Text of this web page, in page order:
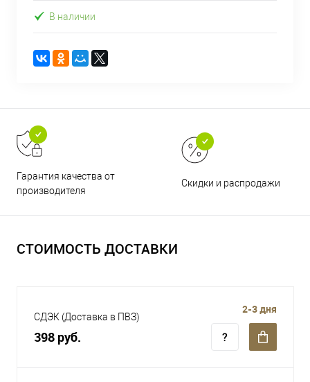
В наличии
Гарантия качества от
производителя
Скидки и распродажи
СТОИМОСТЬ ДОСТАВКИ
СДЭК (Доставка в ПВЗ)
398 руб.
2-3 дня